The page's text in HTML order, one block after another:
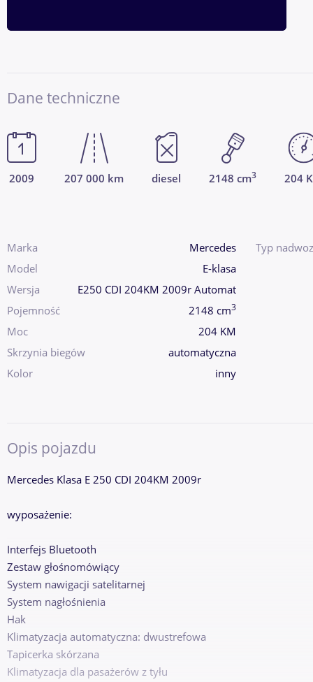
Dane techniczne
2009 207 000 km diesel 2148 cm3 204
Marka
Mercedes
Model
E-klasa
Wersja
E250 CDI 204KM 2009r Automat
Pojemność
2148 cm3
Moc
204 KM
Skrzynia biegów
automatyczna
Kolor
inny
Typ
Opis pojazdu
Mercedes Klasa E 250 CDI 204KM 2009r
wyposażenie:
Interfejs Bluetooth
Zestaw głośnomówiący
System nawigacji satelitarnej
System nagłośnienia
Hak
Klimatyzacja automatyczna: dwustrefowa
Tapicerka skórzana
Klimatyzacja dla pasażerów z tyłu